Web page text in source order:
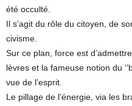
été occulté.
Il s’agit du rôle du citoyen, de
civisme.
Sur ce plan, force est
lèvres et la fameuse notion du
vue de l’esprit.
Le pillage de l’énergie, via les